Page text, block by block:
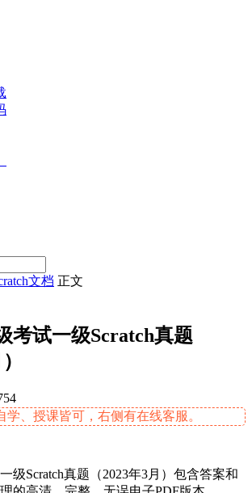
文档 正文
考试一级Scratch真题
学、授课皆可，右侧有在线客服。
级Scratch真题（2023年3月）包含答案和